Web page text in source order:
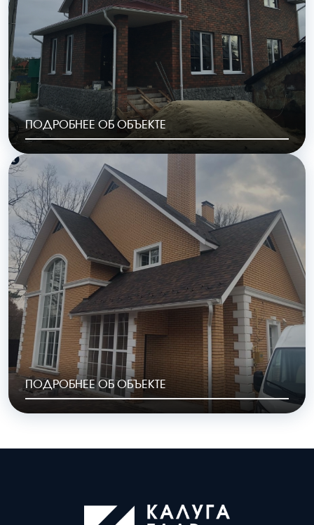
ПОДРОБНЕЕ ОБ ОБЪЕКТЕ
ОБЩАЯ ПЛОЩАДЬ
240 м2
СТОИМОСТЬ
9,6 млн.руб.
ПОДРОБНЕЕ ОБ ОБЪЕКТЕ
245 м2
9,8 млн.руб